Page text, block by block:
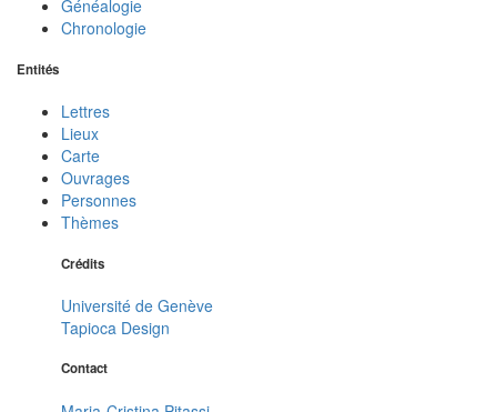
Généalogie
Chronologie
Entités
Lettres
Lieux
Carte
Ouvrages
Personnes
Thèmes
Crédits
Université de Genève
Tapioca Design
Contact